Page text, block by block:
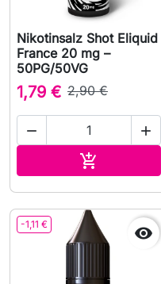
Nikotinsalz Shot Eliquid
France 20 mg –
50PG/50VG
1,79 € 2,90 €
 

-1,11 € 